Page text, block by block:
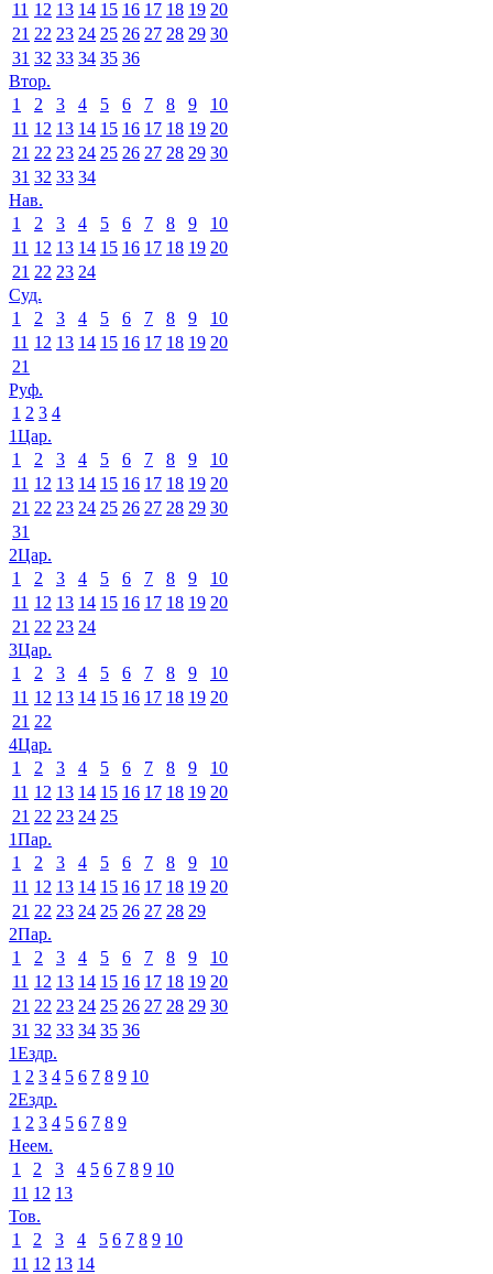
11 12 13 14 15 16 17 18 19 20
21 22 23 24 25 26 27 28 29 30
31 32 33 34 35 36
Втор.
1
2 3 4 5 6 7 8 9
10
11 12 13 14 15 16 17 18 19 20
21 22 23 24 25 26 27 28 29 30
31 32 33 34
Нав.
1
2 3 4 5 6 7 8 9
10
11 12 13 14 15 16 17 18 19 20
21 22 23 24
Суд.
1
2 3 4 5 6 7 8 9
10
11 12 13 14 15 16 17 18 19 20
21
Руф.
1 2 3 4
1Цар.
1
2 3 4 5 6 7 8 9
10
11 12 13 14 15 16 17 18 19 20
21 22 23 24 25 26 27 28 29 30
31
2Цар.
1
2 3 4 5 6 7 8 9
10
11 12 13 14 15 16 17 18 19 20
21 22 23 24
3Цар.
1
2 3 4 5 6 7 8 9
10
11 12 13 14 15 16 17 18 19 20
21 22
4Цар.
1
2 3 4 5 6 7 8 9
10
11 12 13 14 15 16 17 18 19 20
21 22 23 24 25
1Пар.
1
2 3 4 5 6 7 8 9
10
11 12 13 14 15 16 17 18 19 20
21 22 23 24 25 26 27 28 29
2Пар.
1
2 3 4 5 6 7 8 9
10
11 12 13 14 15 16 17 18 19 20
21 22 23 24 25 26 27 28 29 30
31 32 33 34 35 36
1Ездр.
1 2 3 4 5 6 7 8 9 10
2Ездр.
1 2 3 4 5 6 7 8 9
Неем.
1
2 3 4 5 6 7 8 9 10
11 12 13
Тов.
1
2 3 4 5 6 7 8 9 10
11 12 13 14